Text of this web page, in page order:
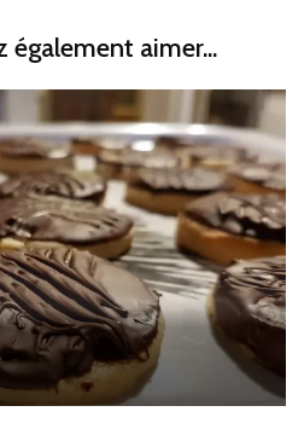
également aimer...